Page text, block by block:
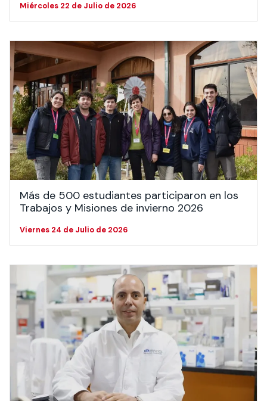
Miércoles 22 de Julio de 2026
Más de 500 estudiantes participaron en los
Trabajos y Misiones de invierno 2026
Viernes 24 de Julio de 2026